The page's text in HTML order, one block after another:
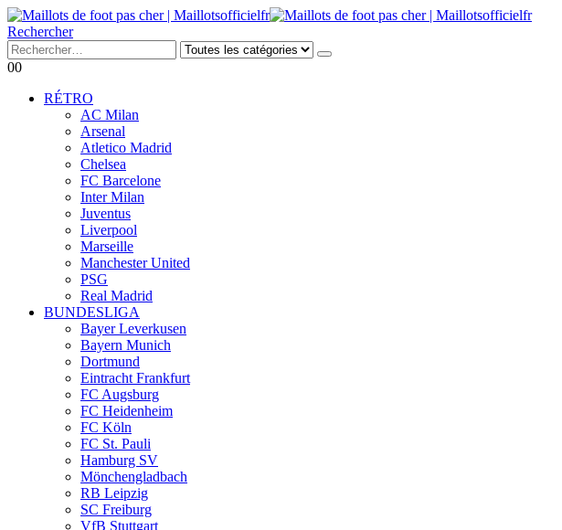
Rechercher
00
RÉTRO
AC Milan
Arsenal
Atletico Madrid
Chelsea
FC Barcelone
Inter Milan
Juventus
Liverpool
Marseille
Manchester United
PSG
Real Madrid
BUNDESLIGA
Bayer Leverkusen
Bayern Munich
Dortmund
Eintracht Frankfurt
FC Augsburg
FC Heidenheim
FC Köln
FC St. Pauli
Hamburg SV
Mönchengladbach
RB Leipzig
SC Freiburg
VfB Stuttgart